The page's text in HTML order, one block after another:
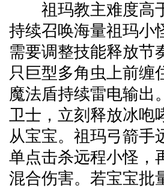
祖玛教主难度高于
持续召唤海量祖玛小
需要调整技能释放节
只巨型多角虫上前缠
魔法盾持续雷电输出
卫士，立刻释放冰咆
从宝宝。祖玛弓箭手
单点击杀远程小怪，
混合伤害。若宝宝批